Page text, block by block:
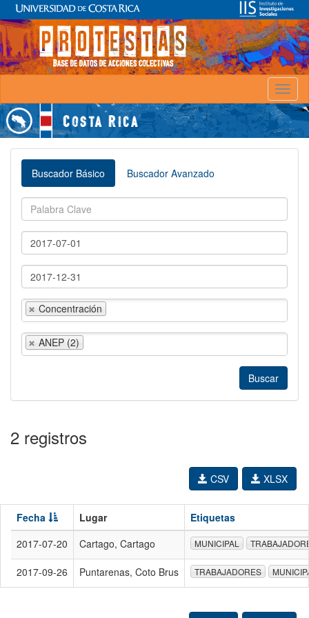
Buscador Básico Buscador Avanzado
Concentración
ANEP (2)
2 registros
XLSX
CSV
Fecha Lugar
Etiquetas
2017-07-20
Cartago, Cartago MUNICIPAL
2017-09-26 Puntarenas, Coto Brus TRABAJADORES